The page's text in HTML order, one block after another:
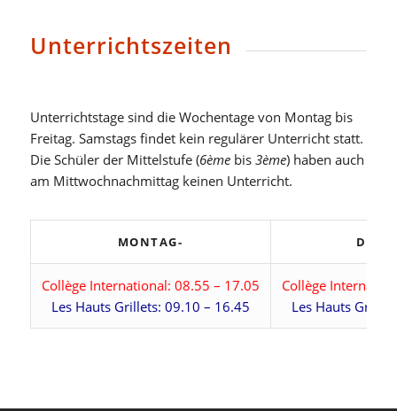
Unterrichtszeiten
Unterrichtstage sind die Wochentage von Montag bis
Freitag. Samstags findet kein regulärer Unterricht statt.
Die Schüler der Mittelstufe (6èmebis 3ème) haben auch
am Mittwochnachmittag keinen Unterricht.
MONTAG-
Collège International: 08.55 – 17.05
Les Hauts Grillets: 09.10 – 16.45
Collège
Les Hauts